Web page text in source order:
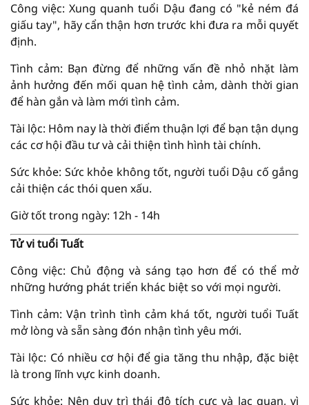
Công việc: Xung quanh tuổi Dậu đang có "kẻ ném đá
giấu tay", hãy cẩn thận hơn trước khi đưa ra mỗi quyết
định.
Tình cảm: Bạn đừng để những vấn đề nhỏ nhặt làm
ảnh hưởng đến mối quan hệ tình cảm, dành thời gian
để hàn gắn và làm mới tình cảm.
Tài lộc: Hôm nay là thời điểm thuận lợi để bạn tận dụng
các cơ hội đầu tư và cải thiện tình hình tài chính.
Sức khỏe: Sức khỏe không tốt, người tuổi Dậu cố gắng
cải thiện các thói quen xấu.
Giờ tốt trong ngày: 12h - 14h
Tử vi tuổi Tuất
Công việc: Chủ động và sáng tạo hơn để có thể mở
những hướng phát triển khác biệt so với mọi người.
Tình cảm: Vận trình tình cảm khá tốt, người tuổi Tuất
mở lòng và sẵn sàng đón nhận tình yêu mới.
Tài lộc: Có nhiều cơ hội để gia tăng thu nhập, đặc biệt
là trong lĩnh vực kinh doanh.
Sức khỏe: Nên duy trì thái độ tích cực và lạc quan, vì